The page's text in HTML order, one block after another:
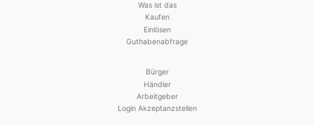
Was ist das
Kaufen
Einlösen
Guthabenabfrage
Bürger
Händler
Arbeitgeber
Login Akzeptanzstellen